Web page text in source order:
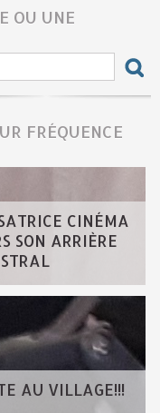
OU UNE
FRÉQUENCE
CINÉMA
SON ARRIÈRE
AU VILLAGE!!!